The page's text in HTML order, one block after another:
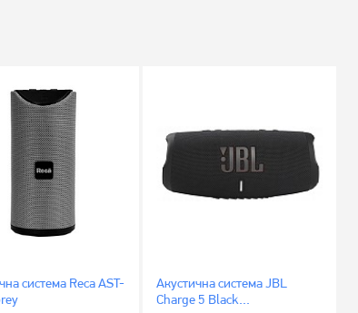
система Reca AST-
Акустична система JBL
Charge 5 Black